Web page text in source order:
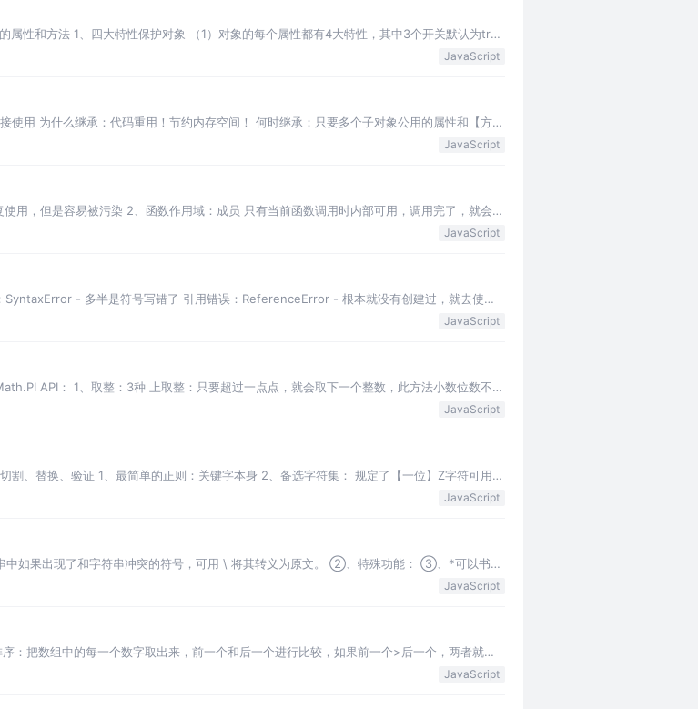
性和方法 1、四大特性保护对象 （1）对象的每个属性都有4大特性，其中3个开关默认为true
JavaScript
使用 为什么继承：代码重用！节约内存空间！ 何时继承：只要多个子对象公用的属性和【方
JavaScript
用，但是容易被污染 2、函数作用域：成员 只有当前函数调用时内部可用，调用完了，就会释
JavaScript
- 多半是符号写错了 引用错误：ReferenceError - 根本就没有创建过，就去使用
JavaScript
API： 1、取整：3种 上取整：只要超过一点点，就会取下一个整数，此方法小数位数不能
JavaScript
割、替换、验证 1、最简单的正则：关键字本身 2、备选字符集： 规定了【一位】Z字符可用的
JavaScript
如果出现了和字符串冲突的符号，可用 \ 将其转义为原文。 ②、特殊功能： ③、*可以书写
JavaScript
把数组中的每一个数字取出来，前一个和后一个进行比较，如果前一个>后一个，两者就要
JavaScript